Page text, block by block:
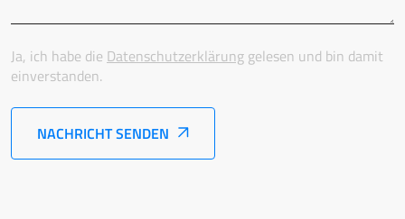
Ja, ich habe die Datenschutzerklärung gelesen und bin damit
einverstanden.
NACHRICHT SENDEN